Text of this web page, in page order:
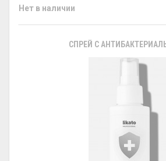
Нет в наличии
СПРЕЙ С